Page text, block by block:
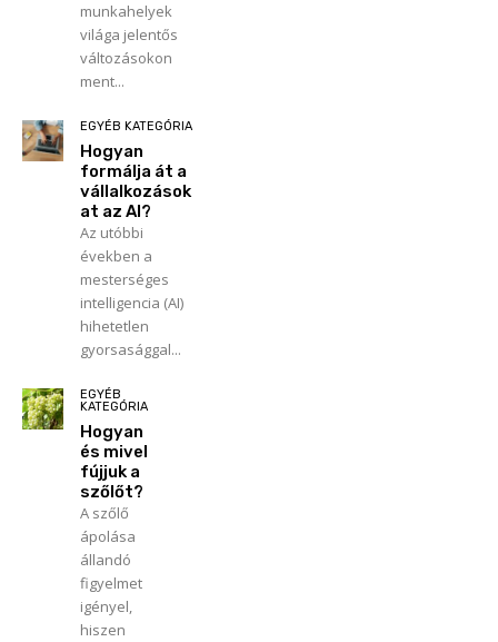
munkahelyek
világa jelentős
változásokon
ment...
EGYÉB KATEGÓRIA
Hogyan
formálja át a
vállalkozások
at az AI?
Az utóbbi
években a
mesterséges
intelligencia (AI)
hihetetlen
gyorsasággal...
EGYÉB
KATEGÓRIA
Hogyan
és mivel
fújjuk a
szőlőt?
A szőlő
ápolása
állandó
figyelmet
igényel,
hiszen